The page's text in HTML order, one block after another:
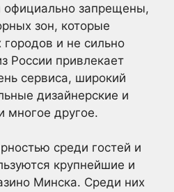
официально запрещены,
зон, которые
и не сильно
России привлекает
сервиса, широкий
дизайнерские и
многое другое.
среди гостей и
крупнейшие и
Минска. Среди них